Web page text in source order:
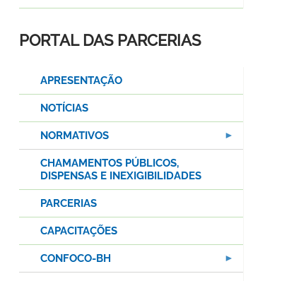
PORTAL DAS PARCERIAS
APRESENTAÇÃO
NOTÍCIAS
NORMATIVOS
CHAMAMENTOS PÚBLICOS,
DISPENSAS E INEXIGIBILIDADES
PARCERIAS
CAPACITAÇÕES
CONFOCO-BH